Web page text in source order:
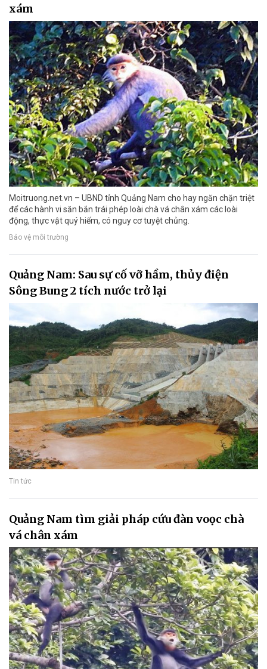
xám
Moitruong.net.vn – UBND tỉnh Quảng Nam cho hay ngăn chặn triệt
để các hành vi săn bắn trái phép loài chà vá chân xám các loài
động, thực vật quý hiếm, có nguy cơ tuyệt chủng.
Bảo vệ môi trường
Quảng Nam: Sau sự cố vỡ hầm, thủy điện
Sông Bung 2 tích nước trở lại
Tin tức
Quảng Nam tìm giải pháp cứu đàn voọc chà
vá chân xám